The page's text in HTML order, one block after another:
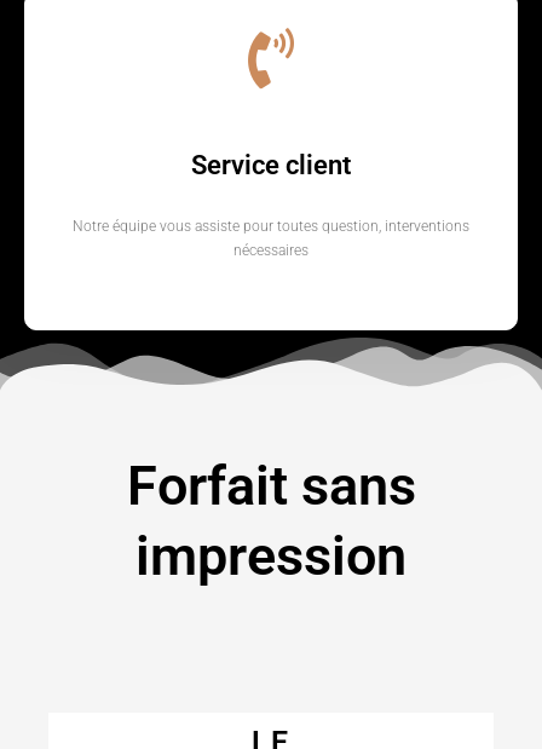
Service client
Notre équipe vous assiste pour toutes question, interventions
nécessaires
Forfait sans
impression